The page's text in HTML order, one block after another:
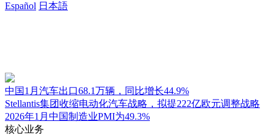
Español 日本語
中国1月汽车出口68.1万辆，同比增长44.9%
Stellantis集团收缩电动化汽车战略，拟提222亿欧元调整战略
2026年1月中国制造业PMI为49.3%
核心业务